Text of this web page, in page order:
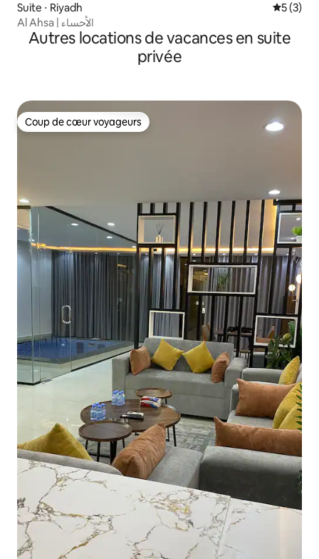
Suite ⋅ Riyadh
5 (3)
Al Ahsa | الأحساء
Autres locations de vacances en suite
privée
Coup de cœur voyageurs
Coup de cœur voyageurs